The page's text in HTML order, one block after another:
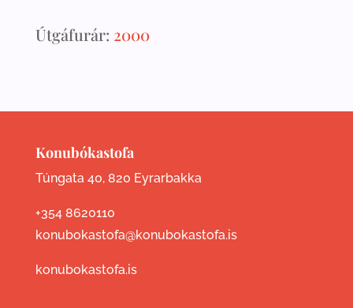
Útgáfurár: 2000
Konubókastofa
Túngata 40, 820 Eyrarbakka
+354 8620110
konubokastofa@konubokastofa.is
konubokastofa.is